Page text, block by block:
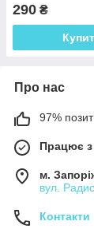
290 ₴
Про нас
97%
Працює з
м.
вул.
Контакти